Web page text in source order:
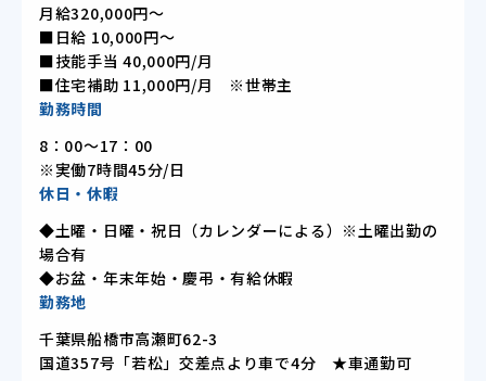
月給320,000円～
■日給 10,000円～
■技能手当 40,000円/月
■住宅補助 11,000円/月 ※世帯主
勤務時間
8：00～17：00
※実働7時間45分/日
休日・休暇
◆土曜・日曜・祝日（カレンダーによる）※土曜出勤の
場合有
◆お盆・年末年始・慶弔・有給休暇
勤務地
千葉県船橋市高瀬町62-3
国道357号「若松」交差点より車で4分 ★車通勤可